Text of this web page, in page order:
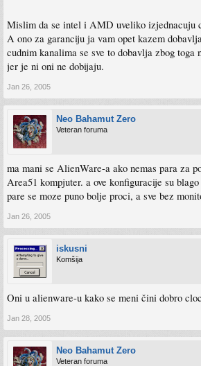
Mislim da se intel i AMD uveliko izjednacuju
A ono za garanciju ja vam opet kazem
cudnim kanalima se sve to dobavlja zbog toga
jer je ni oni ne dobijaju.
Jan 26, 2005
Neo Bahamut Zero
Veteran foruma
ma mani se AlienWare-a ako nemas para za
Area51 kompjuter. a ove konfiguracije su
pare se moze puno bolje proci, a sve bez
Jan 26, 2005
iskusni
Komšija
Oni u alienware-u kako se meni čini dobro
Jan 28, 2005
Neo Bahamut Zero
Veteran foruma